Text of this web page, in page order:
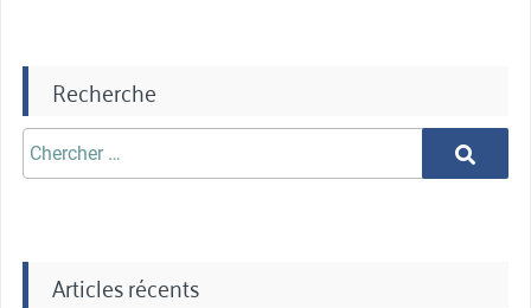
Recherche
Chercher
aprè:
Chercher
Articles récents